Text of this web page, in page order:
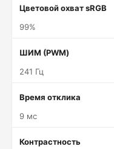
Цветовой охват sRGB
99%
ШИМ (PWM)
241 Гц
Время отклика
9 мс
Контрастность